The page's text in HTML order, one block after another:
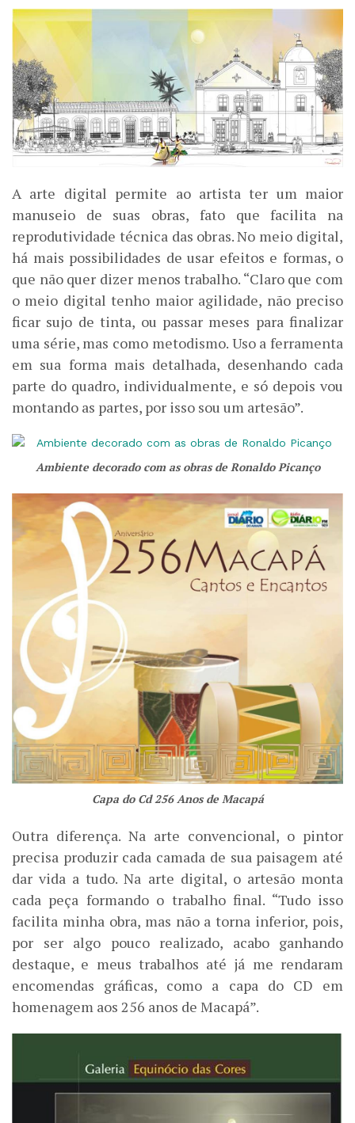
A arte digital permite ao artista ter um maior
manuseio de suas obras, fato que facilita na
reprodutividade técnica das obras. No meio digital,
há mais possibilidades de usar efeitos e formas, o
que não quer dizer menos trabalho. “Claro que com
o meio digital tenho maior agilidade, não preciso
ficar sujo de tinta, ou passar meses para finalizar
uma série, mas como metodismo. Uso a ferramenta
em sua forma mais detalhada, desenhando cada
parte do quadro, individualmente, e só depois vou
montando as partes, por isso sou um artesão”.
Ambiente decorado com as obras de Ronaldo Picanço
Capa do Cd 256 Anos de Macapá
Outra diferença. Na arte convencional, o pintor
precisa produzir cada camada de sua paisagem até
dar vida a tudo. Na arte digital, o artesão monta
cada peça formando o trabalho final. “Tudo isso
facilita minha obra, mas não a torna inferior, pois,
por ser algo pouco realizado, acabo ganhando
destaque, e meus trabalhos até já me rendaram
encomendas gráficas, como a capa do CD em
homenagem aos 256 anos de Macapá”.